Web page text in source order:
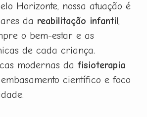
Horizonte, nossa atuação é
da reabilitação infantil,
o bem-estar e as
de cada criança.
modernas da fisioterapia
científico e foco